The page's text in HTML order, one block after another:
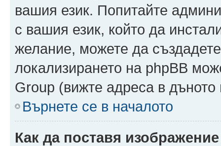
вашия език. Попитайте
с вашия език, който да
желание, можете да
локализирането на phpBB
Group (вижте адреса в дъното
Върнете се в началото
Как да поставя